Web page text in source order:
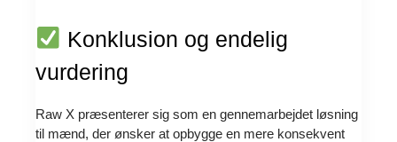
Konklusion og endelig
vurdering
Raw X præsenterer sig som en gennemarbejdet løsning
til mænd, der ønsker at opbygge en mere konsekvent